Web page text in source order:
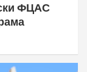
ФЦАС